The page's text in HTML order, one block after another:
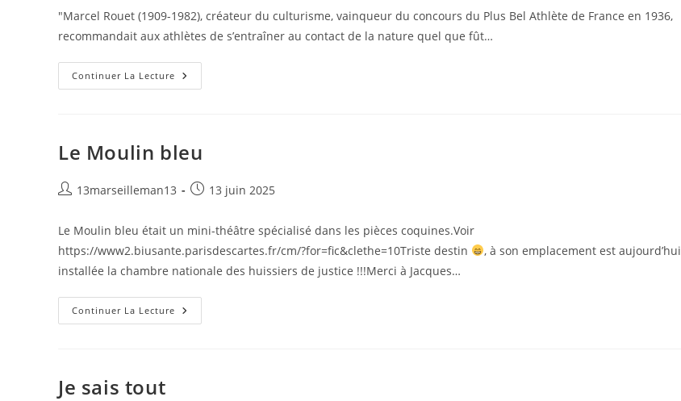
la
publication :
"Marcel Rouet (1909-1982), créateur du culturisme, vainqueur du concours du Plus Bel Athlète de France en 1936,
recommandait aux athlètes de s’entraîner au contact de la nature quel que fût…
Continuer La Lecture Le
Culturo
Le Moulin bleu
Auteur/autrice
la
publication :
13marseilleman13
Publication
13 juin 2025
Le Moulin bleu était un mini-théâtre spécialisé dans les pièces coquines.Voir
https://www2.biusante.parisdescartes.fr/cm/?for=fic&clethe=10Triste destin
, à son emplacement est aujourd’hui
installée la chambre nationale des huissiers de justice !!!Merci à Jacques…
Continuer La Lecture Le
Moulin
Je sais tout